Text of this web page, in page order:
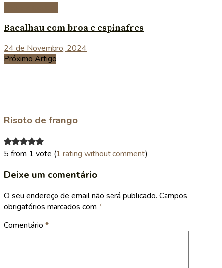
Bacalhau com broa e espinafres
24 de Novembro, 2024
Próximo Artigo
Risoto de frango
5 from 1 vote (1 rating without comment)
Deixe um comentário
O seu endereço de email não será publicado. Campos
obrigatórios marcados com *
Comentário *